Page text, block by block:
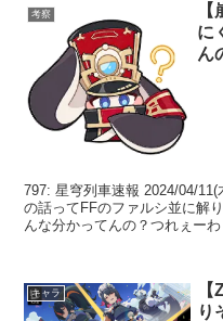
考察
に
ん
797: 星穹列車速報 2024/04/
の話ってFFのファルシ並に解
んな分かってんの？つれぇー
キャラ
り